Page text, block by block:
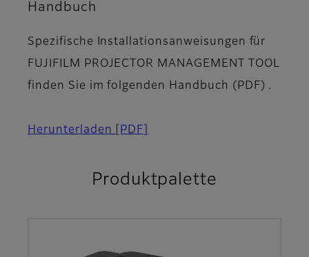
Handbuch
Spezifische Installationsanweisungen für
FUJIFILM PROJECTOR MANAGEMENT TOOL
finden Sie im folgenden Handbuch (PDF) .
Herunterladen [PDF]
Produktpalette